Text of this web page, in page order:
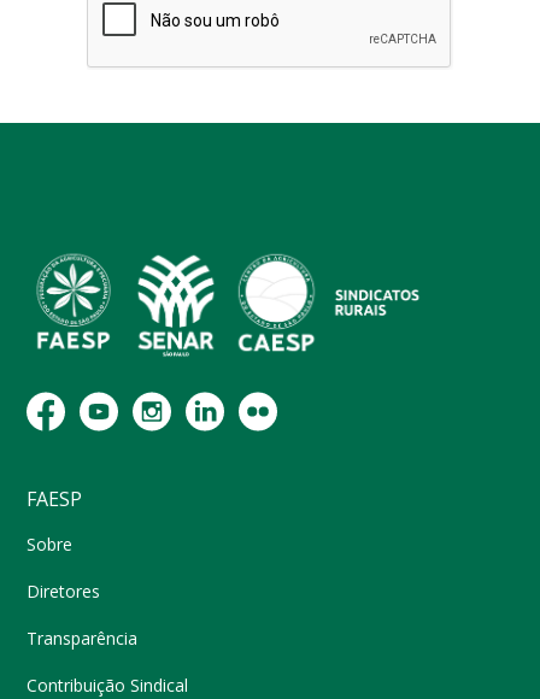
FAESP
Sobre
Diretores
Transparência
Contribuição Sindical